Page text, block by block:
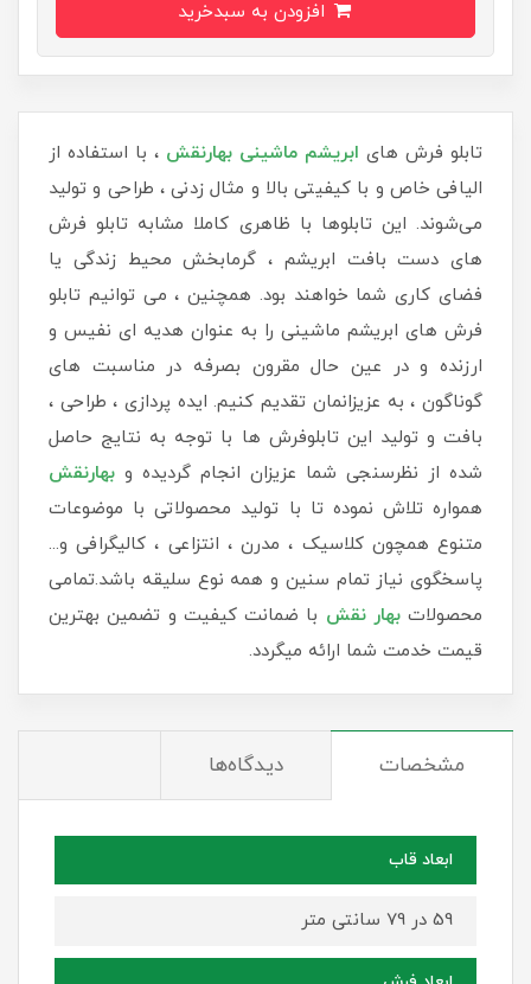
تابلو فرش های ابریشم ماشینی بهارنقش ، با استفاده از
الیافی خاص و با کیفیتی بالا و مثال زدنی ، طراحی و تولید
می‌شوند. این تابلوها با ظاهری کاملا مشابه تابلو فرش
های دست بافت ابریشم ، گرمابخش محیط زندگی یا
فضای کاری شما خواهند بود. همچنین ، می توانیم تابلو
فرش های ابریشم ماشینی را به عنوان هدیه ای نفیس و
ارزنده و در عین حال مقرون بصرفه در مناسبت های
گوناگون ، به عزیزانمان تقدیم کنیم. ایده پردازی ، طراحی ،
بافت و تولید این تابلوفرش ها با توجه به نتایج حاصل
شده از نظرسنجی شما عزیزان انجام گردیده و بهارنقش
همواره تلاش نموده تا با تولید محصولاتی با موضوعات
متنوع همچون کلاسیک ، مدرن ، انتزاعی ، کالیگرافی و...
پاسخگوی نیاز تمام سنین و همه نوع سلیقه باشد.تمامی
محصولاتبهار نقش با ضمانت کیفیت و تضمین بهترین
قیمت خدمت شما ارائه میگردد.
مشخصات دیدگاه‌ها
ابعاد قاب
59 در 79 سانتی متر